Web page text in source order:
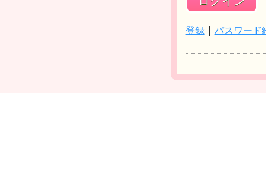
登録| パスワード